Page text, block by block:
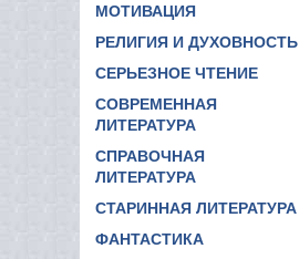
МОТИВАЦИЯ
РЕЛИГИЯ И ДУХОВНОСТЬ
СЕРЬЕЗНОЕ ЧТЕНИЕ
СОВРЕМЕННАЯ
ЛИТЕРАТУРА
СПРАВОЧНАЯ
ЛИТЕРАТУРА
СТАРИННАЯ ЛИТЕРАТУРА
ФАНТАСТИКА